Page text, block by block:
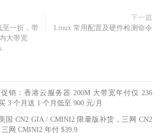
至一折，带
大带宽
下一篇
Linux 常用配置及硬件检测命令
销：香港云服务器 200M 大带宽年付仅 236
3 个月送 1 个月低至 900 元/月
国 CN2 GIA / CMINI2 限量版补货，三网 CN2
网 CMINI2 年付 $39.9